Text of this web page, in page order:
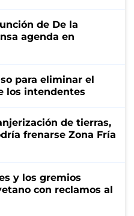
de De la
agenda en
para eliminar el
los intendentes
de tierras,
frenarse Zona Fría
y los gremios
con reclamos al